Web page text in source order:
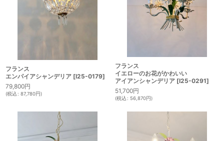
フランス
エンパイアシャンデリア [I25-0179]
79,800円
(税込: 87,780円)
フランス
イエローのお花がかわいい
アイアンシャンデリア [I25-0291]
51,700円
(税込: 56,870円)